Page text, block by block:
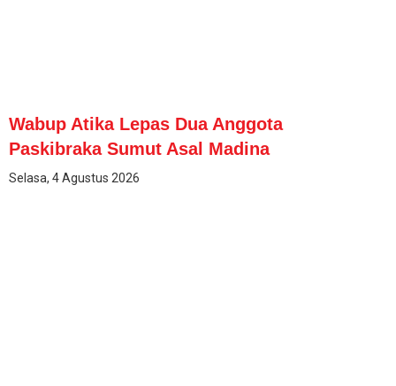
Wabup Atika Lepas Dua Anggota
Paskibraka Sumut Asal Madina
Selasa, 4 Agustus 2026